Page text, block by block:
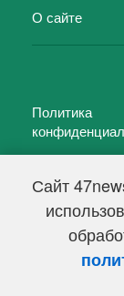
Сайт
О сайте
Политика
47 новостей
Федеральной